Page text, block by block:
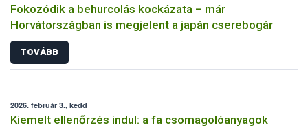
Fokozódik a behurcolás kockázata – már
Horvátországban is megjelent a japán cserebogár
TOVÁBB
2026. február 3., kedd
Kiemelt ellenőrzés indul: a fa csomagolóanyagok